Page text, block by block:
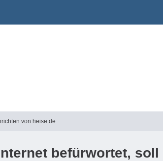
von heise.de
befürwortet,